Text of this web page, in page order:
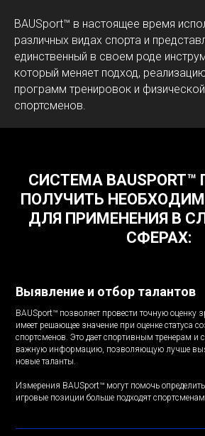
BAUSport™ в настоящее время
различных видах спорта и
единственный в своем роде
который меняет подход,
программ тренировок и
спортсменов.
СИСТЕМА
ПОЛУЧИТЬ
ДЛЯ ПРИМЕНЕНИЯ В
СФЕРАХ:
Выявление и отбор талантов
BAUSport™ позволяет провести точную оценку
имеет решающее значение при оценке статуса
спортсменов. Это дает спортивным тренерам и
важную информацию, позволяющую лучше
новые таланты.
Измерения BAUSport™ могут помочь
игровые позиции больше подходят